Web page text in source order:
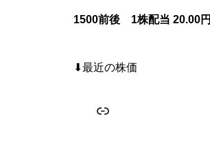
1500前後 1株配当 20.00円
⬇︎最近の株価
リンク